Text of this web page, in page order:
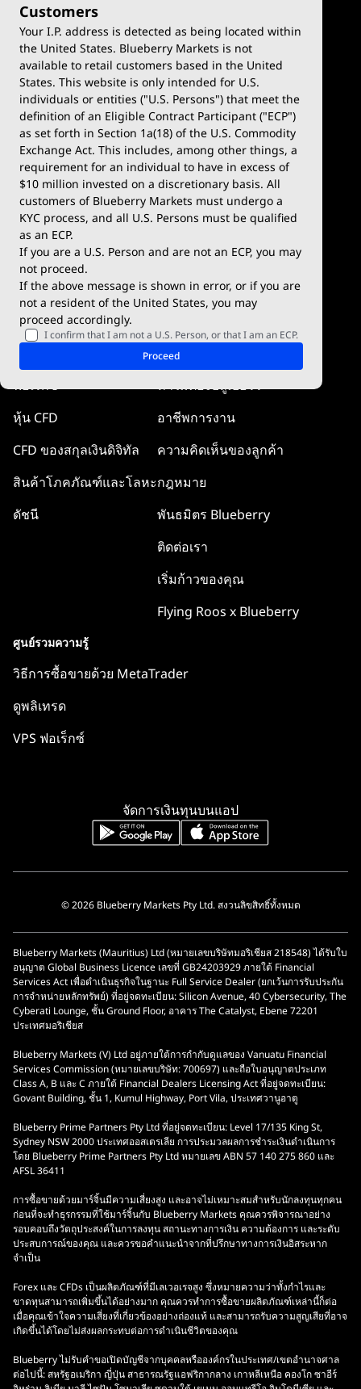
Customers
Your I.P. address is detected as being located within
the United States. Blueberry Markets is not
available to retail customers based in the United
States. This website is only intended for U.S.
individuals or entities ("U.S. Persons") that meet the
definition of an Eligible Contract Participant ("ECP")
as set forth in Section 1a(18) of the U.S. Commodity
Exchange Act. This includes, among other things, a
requirement for an individual to have in excess of
$10 million invested on a discretionary basis. All
customers of Blueberry Markets must undergo a
KYC process, and all U.S. Persons must be qualified
as an ECP.
If you are a U.S. Person and are not an ECP, you may
not proceed.
If the above message is shown in error, or if you are
not a resident of the United States, you may
proceed accordingly.
I confirm that I am not a U.S. Person, or that I am an ECP.
Proceed
จัดการเงินทุนบนแอป
ซื้อขาย
ประเภทบัญชี
บัญชีสาธิต
การฝากและถอนเงิน
เงื่อนไขการซื้อขาย
บลูเบอร์รี่พรีเมี่ยม
แพลตฟอร์ม
MetaTrader 4
MetaTrader 5
TradingView
Blueberry X
WebTrader
Blueberry Social
cTrader
Blueberry Pulse
ฟอเร็กซ์
หุ้น CFD
CFD ของสกุลเงินดิจิทัล
สินค้าโภคภัณฑ์และโลหะ
ดัชนี
บริษัท
ทำไมต้องบลูเบอร์รี่
อาชีพการงาน
ความคิดเห็นของลูกค้า
กฎหมาย
พันธมิตร Blueberry
ติดต่อเรา
เริ่มก้าวของคุณ
Flying Roos x Blueberry
ศูนย์รวมความรู้
วิธีการซื้อขายด้วย MetaTrader
ดูพลิเทรด
VPS ฟอเร็กซ์
© 2026 Blueberry Markets Pty Ltd. สงวนลิขสิทธิ์ทั้งหมด
Blueberry Markets (Mauritius) Ltd (หมายเลขบริษัทมอริเชียส 218548) ได้รับใบ
อนุญาต Global Business Licence เลขที่ GB24203929 ภายใต้ Financial
Services Act เพื่อดำเนินธุรกิจในฐานะ Full Service Dealer (ยกเว้นการรับประกัน
การจำหน่ายหลักทรัพย์) ที่อยู่จดทะเบียน: Silicon Avenue, 40 Cybersecurity, The
Cyberati Lounge, ชั้น Ground Floor, อาคาร The Catalyst, Ebene 72201
ประเทศมอริเชียส
Blueberry Markets (V) Ltd อยู่ภายใต้การกำกับดูแลของ Vanuatu Financial
Services Commission (หมายเลขบริษัท: 700697) และถือใบอนุญาตประเภท
Class A, B และ C ภายใต้ Financial Dealers Licensing Act ที่อยู่จดทะเบียน:
Govant Building, ชั้น 1, Kumul Highway, Port Vila, ประเทศวานูอาตู
Blueberry Prime Partners Pty Ltd ที่อยู่จดทะเบียน: Level 17/135 King St,
Sydney NSW 2000 ประเทศออสเตรเลีย การประมวลผลการชำระเงินดำเนินการ
โดย Blueberry Prime Partners Pty Ltd หมายเลข ABN 57 140 275 860 และ
AFSL 36411
การซื้อขายด้วยมาร์จิ้นมีความเสี่ยงสูง และอาจไม่เหมาะสมสำหรับนักลงทุนทุกคน
ก่อนที่จะทำธุรกรรมที่ใช้มาร์จิ้นกับ Blueberry Markets คุณควรพิจารณาอย่าง
รอบคอบถึงวัตถุประสงค์ในการลงทุน สถานะทางการเงิน ความต้องการ และระดับ
ประสบการณ์ของคุณ และควรขอคำแนะนำจากที่ปรึกษาทางการเงินอิสระหาก
จำเป็น
Forex และ CFDs เป็นผลิตภัณฑ์ที่มีเลเวอเรจสูง ซึ่งหมายความว่าทั้งกำไรและ
ขาดทุนสามารถเพิ่มขึ้นได้อย่างมาก คุณควรทำการซื้อขายผลิตภัณฑ์เหล่านี้ก็ต่อ
เมื่อคุณเข้าใจความเสี่ยงที่เกี่ยวข้องอย่างถ่องแท้ และสามารถรับความสูญเสียที่อาจ
เกิดขึ้นได้โดยไม่ส่งผลกระทบต่อการดำเนินชีวิตของคุณ
Blueberry ไม่รับคำขอเปิดบัญชีจากบุคคลหรือองค์กรในประเทศ/เขตอำนาจศาล
ต่อไปนี้: สหรัฐอเมริกา ญี่ปุ่น สาธารณรัฐแอฟริกากลาง เกาหลีเหนือ คองโก ซาอีร์